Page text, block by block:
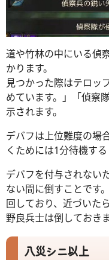
道や竹林の中にいる偵
かります。
見つかった際はテロッ
めています。」「偵察
示されます。
デバフは上位難度の場
くためには1分待機する
デバフを付与されない
ない間に倒すことです
回しており、近づいた
野良兵士は倒しておき
八災シニ以上